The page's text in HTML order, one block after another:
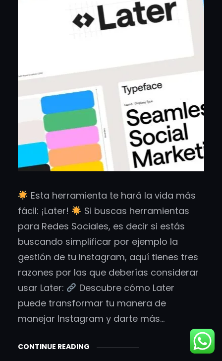
Esta herramienta te hará la vida más
fácil: ¡Later!
Si buscas herramientas
para Redes Sociales, es decir si estás
buscando simplificar por ejemplo la
gestión de tu Instagram, aquí tienes tres
razones por las que deberías considerar
usar Later:
Descubre cómo Later
puede transformar tu manera de
manejar Instagram y darte más…
CONTINUE READING